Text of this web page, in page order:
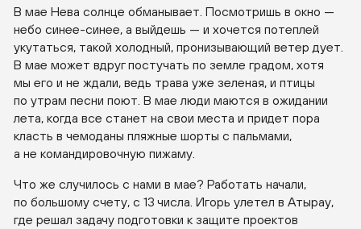
В мае Нева солнце обманывает. Посмотришь в окно —
небо синее-синее, а выйдешь — и хочется потеплей
укутаться, такой холодный, пронизывающий ветер дует.
В мае может вдруг постучать по земле градом, хотя
мы его и не ждали, ведь трава уже зеленая, и птицы
по утрам песни поют. В мае люди маются в ожидании
лета, когда все станет на свои места и придет пора
класть в чемоданы пляжные шорты с пальмами,
а не командировочную пижаму.
Что же случилось с нами в мае? Работать начали,
по большому счету, с 13 числа. Игорь улетел в Атырау,
где решал задачу подготовки к защите проектов